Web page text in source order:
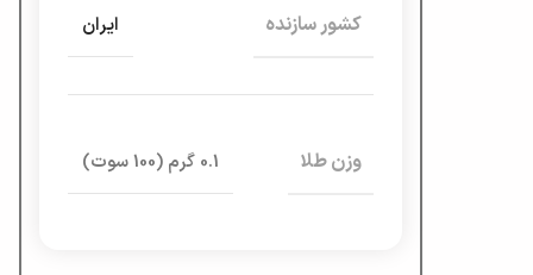
کشور سازنده ایران
وزن طلا 0.1 گرم (100 سوت)